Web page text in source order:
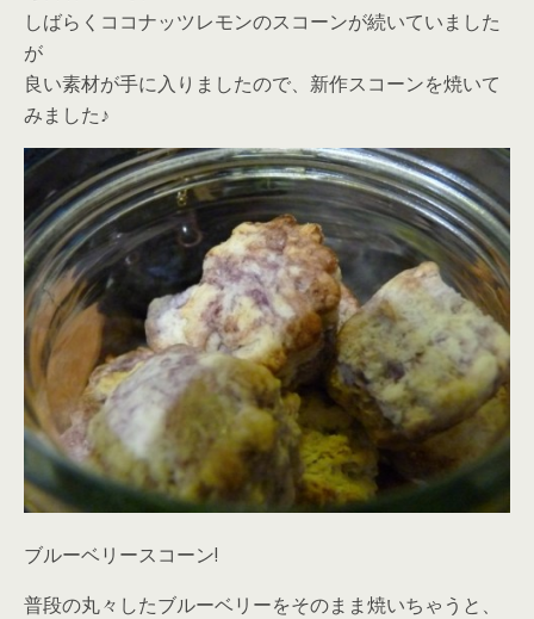
しばらくココナッツレモンのスコーンが続いていました
が
良い素材が手に入りましたので、新作スコーンを焼いて
みました♪
ブルーベリースコーン!
普段の丸々したブルーベリーをそのまま焼いちゃうと、